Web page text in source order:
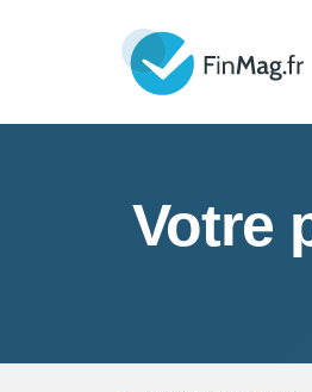
Votre